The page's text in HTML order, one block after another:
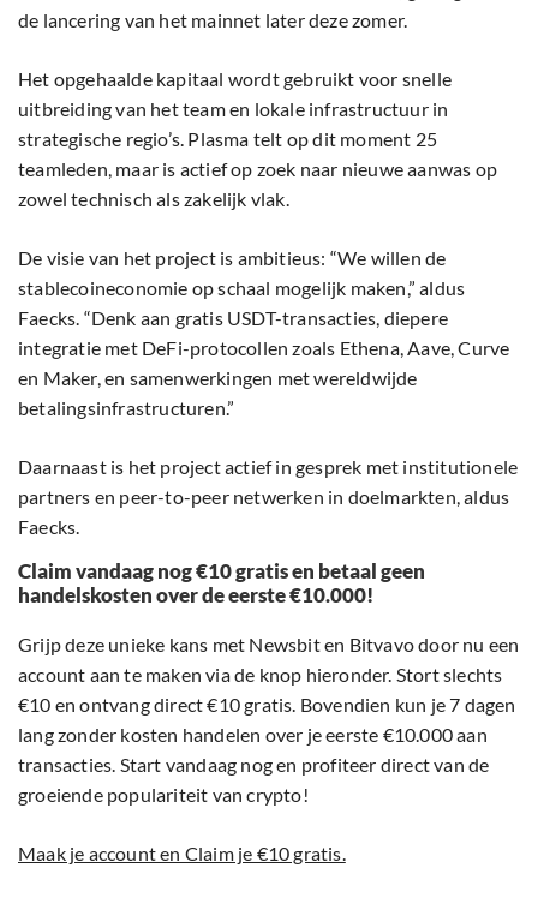
de lancering van het mainnet later deze zomer.
Het opgehaalde kapitaal wordt gebruikt voor snelle
uitbreiding van het team en lokale infrastructuur in
strategische regio’s. Plasma telt op dit moment 25
teamleden, maar is actief op zoek naar nieuwe aanwas op
zowel technisch als zakelijk vlak.
De visie van het project is ambitieus: “We willen de
stablecoineconomie op schaal mogelijk maken,” aldus
Faecks. “Denk aan gratis USDT-transacties, diepere
integratie met DeFi-protocollen zoals Ethena, Aave, Curve
en Maker, en samenwerkingen met wereldwijde
betalingsinfrastructuren.”
Daarnaast is het project actief in gesprek met institutionele
partners en peer-to-peer netwerken in doelmarkten, aldus
Faecks.
Claim vandaag nog €10 gratis en betaal geen
handelskosten over de eerste €10.000!
Grijp deze unieke kans met Newsbit en Bitvavo door nu een
account aan te maken via de knop hieronder. Stort slechts
€10 en ontvang direct €10 gratis. Bovendien kun je 7 dagen
lang zonder kosten handelen over je eerste €10.000 aan
transacties. Start vandaag nog en profiteer direct van de
groeiende populariteit van crypto!
Maak je account en Claim je €10 gratis.